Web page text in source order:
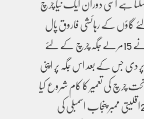
کے رہائشی فاروق پال
اور فرخ پال نے 15مرلے جگہ چرچ کے لئے
دی جس کے بعد اس جگہ پر اپنی
کی تعمیر کا کام شروع کیا
گیا سال 2024اقلیتی ممبر پنجاب اسمبلی کی